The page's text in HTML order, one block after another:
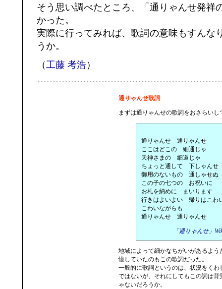
そう思い調べたところ、「通りゃんせ発祥
かった。
実際に行ってみれば、歌詞の意味もすんな
うか。
（工藤 考浩）
通りゃんせ歌詞
まずは通りゃんせの歌詞をおさらいし
通りゃんせ 通りゃんせ
ここはどこの 細通じゃ
天神さまの 細道じゃ
ちょっと通して 下しゃんせ
御用のないもの 通しゃせぬ
この子の七つの お祝いに
お札を納めに まいります
行きはよいよい 帰りはこわ
こわいながらも
通りゃんせ 通りゃんせ
「通りゃんせ」
地域によって細かなちがいがあるよう
憶していたのもこの歌詞だった。
一般的に歌詞というのは、状況をくわ
ではないが、それにしてもこの詞は背
ゃないだろうか。